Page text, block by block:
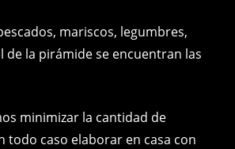
mariscos, legumbres,
de la pirámide se encuentran las
minimizar la cantidad de
todo caso elaborar en casa con